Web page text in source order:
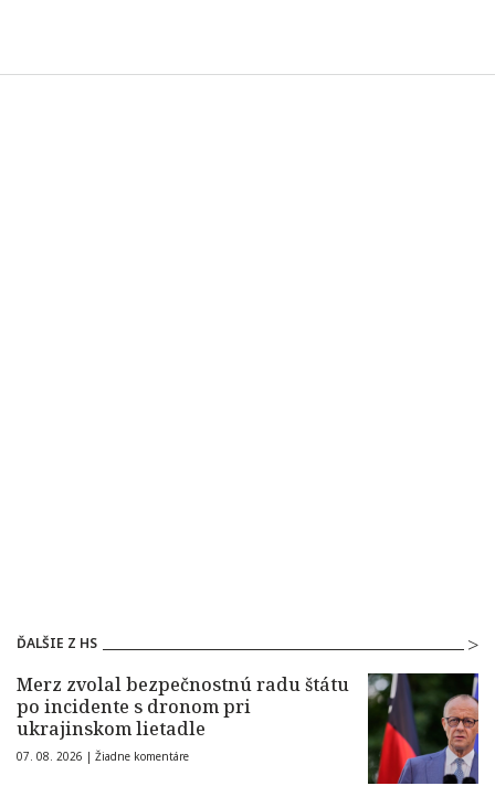
ĎALŠIE Z HS
Merz zvolal bezpečnostnú radu štátu
po incidente s dronom pri
ukrajinskom lietadle
07. 08. 2026 | Žiadne komentáre